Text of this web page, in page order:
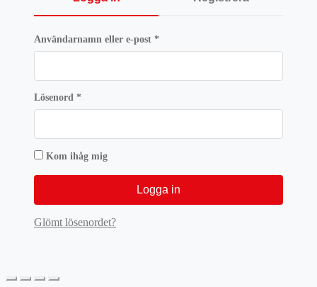
Användarnamn eller e-post *Obligatoriskt
Lösenord *Obligatoriskt
Kom ihåg mig
Logga in
Glömt lösenordet?